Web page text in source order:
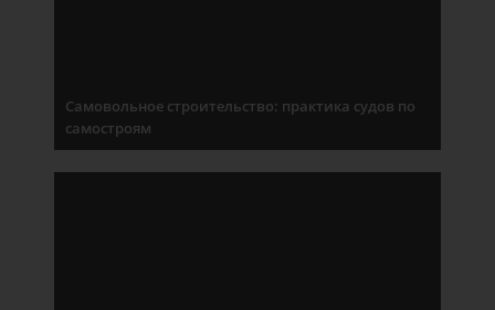
Самовольное строительство: практика судов по
самостроям